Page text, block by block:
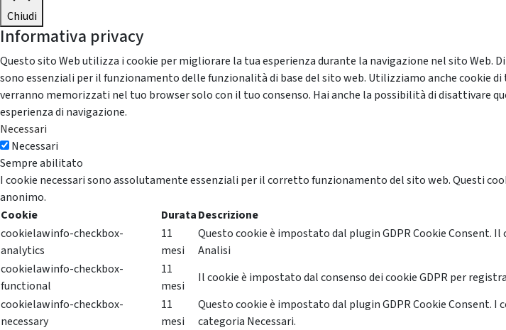
Chiudi
Informativa privacy
Questo sito Web utilizza i cookie per migliorare la tua esperienza durante la navigazione nel sito
sono essenziali per il funzionamento delle funzionalità di base del sito web. Utilizziamo anche cookie
verranno memorizzati nel tuo browser solo con il tuo consenso. Hai anche la possibilità di disattivare
esperienza di navigazione.
Necessari
Necessari
Sempre abilitato
I cookie necessari sono assolutamente essenziali per il corretto funzionamento del sito web. Questi
anonimo.
Cookie
DurataDescrizione
cookielawinfo-checkbox-
analytics
11
mesi
Questo cookie è impostato dal plugin GDPR Cookie
Analisi
cookielawinfo-checkbox-
functional
11
mesi
Il cookie è impostato dal consenso dei cookie GDPR per
cookielawinfo-checkbox-
necessary
11
mesi
Questo cookie è impostato dal plugin GDPR Cookie
categoria Necessari.